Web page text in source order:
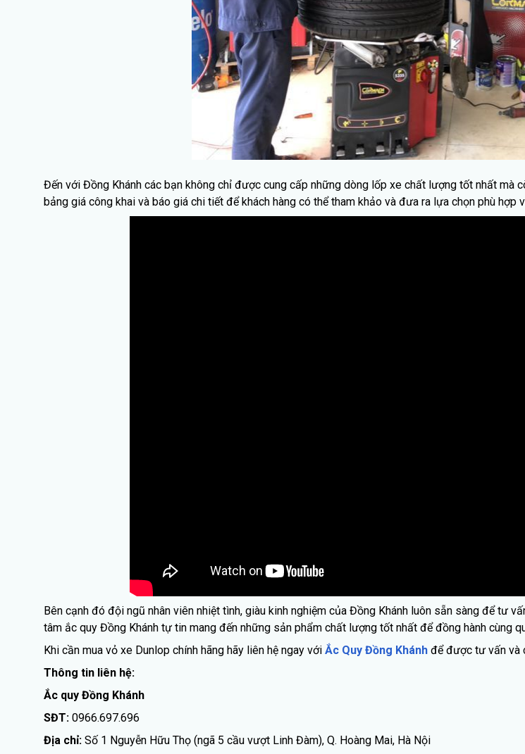
Đến với Đồng Khánh các bạn không chỉ được cung cấp những dòng lốp xe chất lượng tốt nhất mà
bảng giá công khai và báo giá chi tiết để khách hàng có thể tham khảo và đưa ra lựa chọn phù hợp
Bên cạnh đó đội ngũ nhân viên nhiệt tình, giàu kinh nghiệm của Đồng Khánh luôn sẵn sàng để tư
tâm ắc quy Đồng Khánh tự tin mang đến những sản phẩm chất lượng tốt nhất để đồng hành cùng
Khi cần mua vỏ xe Dunlop chính hãng hãy liên hệ ngay với Ắc Quy Đồng Khánh để được tư vấn và
Thông tin liên hệ:
Ắc quy Đồng Khánh
SĐT: 0966.697.696
Địa chỉ: Số 1 Nguyễn Hữu Thọ (ngã 5 cầu vượt Linh Đàm), Q. Hoàng Mai, Hà Nội